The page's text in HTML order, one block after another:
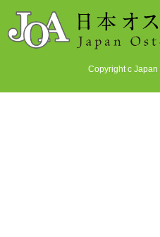
Copyright c Japan